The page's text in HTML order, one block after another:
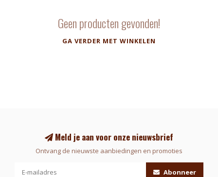
Geen producten gevonden!
GA VERDER MET WINKELEN
Meld je aan voor onze nieuwsbrief
Ontvang de nieuwste aanbiedingen en promoties
Abonneer